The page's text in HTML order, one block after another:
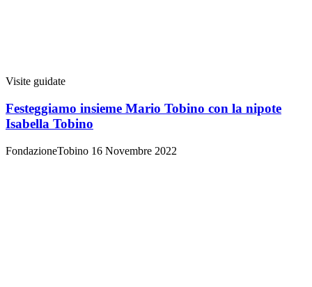
Visite guidate
Festeggiamo insieme Mario Tobino con la nipote
Isabella Tobino
FondazioneTobino 16 Novembre 2022